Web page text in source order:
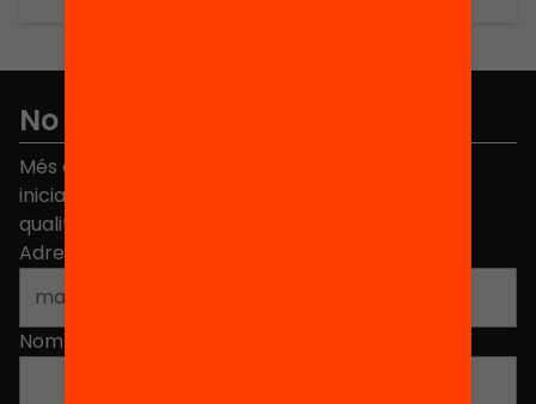
No et perdis res
Més de 40.000 persones ja han triat Equitat. Rep
iniciatives, propostes i projectes per millorar la
qualitat de l'educació a Catalunya.
Adreça electrònica
Nom